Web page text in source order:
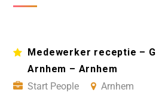
Medewerker receptie –
Arnhem – Arnhem
Start People
Arnhem